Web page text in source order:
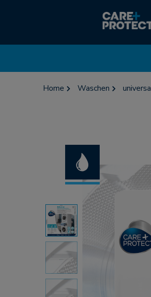
Home Waschen